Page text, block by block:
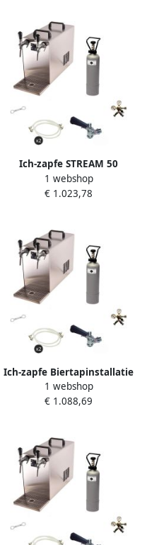
Ich-zapfe STREAM 50
Bierzapfsysteem met
Doorstroomkoeler 55 Liter
1 webshop
€ 1.023,78
Ich-zapfe Biertapinstallatie
STREAM 50 Compleetset 2-
Lijns
1 webshop
€ 1.088,69